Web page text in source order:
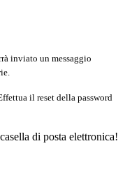
inviato un messaggio
il reset della password
di posta elettronica!